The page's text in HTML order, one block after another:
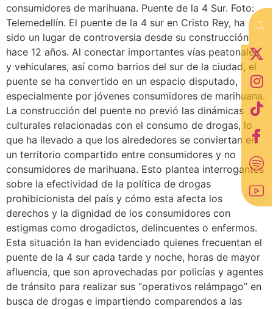
consumidores de marihuana. Puente de la 4 Sur. Foto:
Telemedellín. El puente de la 4 sur en Cristo Rey, ha
sido un lugar de controversia desde su construcción
hace 12 años. Al conectar importantes vías peatonales
y vehiculares, así como barrios del sur de la ciudad, el
puente se ha convertido en un espacio disputado,
especialmente por jóvenes consumidores de marihuana.
La construcción del puente no previó las dinámicas
culturales relacionadas con el consumo de drogas, lo
que ha llevado a que los alrededores se conviertan en
un territorio compartido entre consumidores y no
consumidores de marihuana. Esto plantea interrogantes
sobre la efectividad de la política de drogas
prohibicionista del país y cómo esta afecta los
derechos y la dignidad de los consumidores con
estigmas como drogadictos, delincuentes o enfermos.
Esta situación la han evidenciado quienes frecuentan el
puente de la 4 sur cada tarde y noche, horas de mayor
afluencia, que son aprovechadas por policías y agentes
de tránsito para realizar sus “operativos relámpago” en
busca de drogas e impartiendo comparendos a las